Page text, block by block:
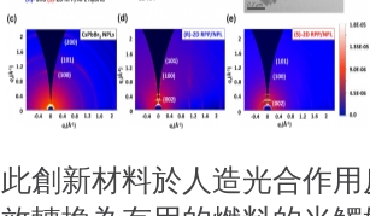
此創新材料於人造光合作